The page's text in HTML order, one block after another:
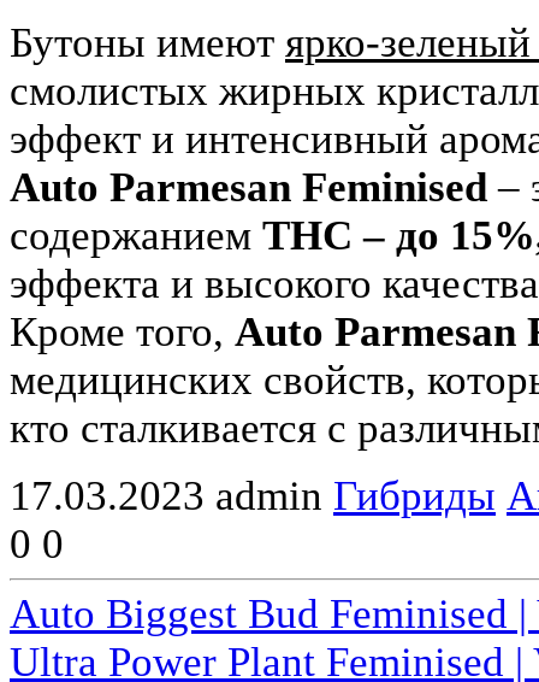
Бутоны имеют ярко-зеленый
смолистых жирных
эффект и интенсивный
Auto Parmesan Feminised –
содержанием THC – до
эффекта и высокого
Кроме того, Auto Parmesan
медицинских свойств,
кто сталкивается с
17.03.2023 admin Гибриды
0 0
Auto Biggest Bud Feminised |
Ultra Power Plant Feminised |